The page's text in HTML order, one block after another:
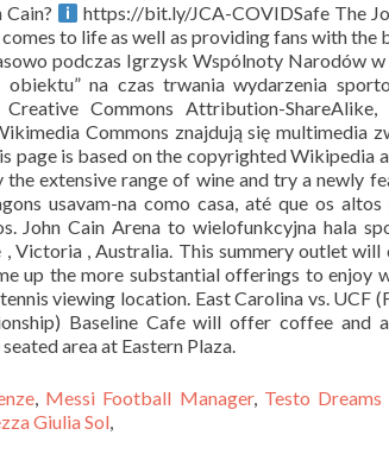
https://bit.ly/JCA-COVIDSafe The
comes to life as well as providing fans with
podczas Igrzysk Wspólnoty Narodów
obiektu” na czas trwania wydarzenia
Commons Attribution-ShareAlike,
Commons znajdują się multimedia
page is based on the copyrighted Wikipedia
extensive range of wine and try a newly
usavam-na como casa, até que os altos
John Cain Arena to wielofunkcyjna hala
Victoria , Australia. This summery outlet
up the more substantial offerings to enjoy
viewing location. East Carolina vs. UCF
Baseline Cafe will offer coffee and
area at Eastern Plaza.
, Messi Football Manager, Testo
Giulia Sol,